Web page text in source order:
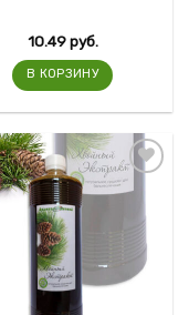
10.49руб.
В КОРЗИНУ